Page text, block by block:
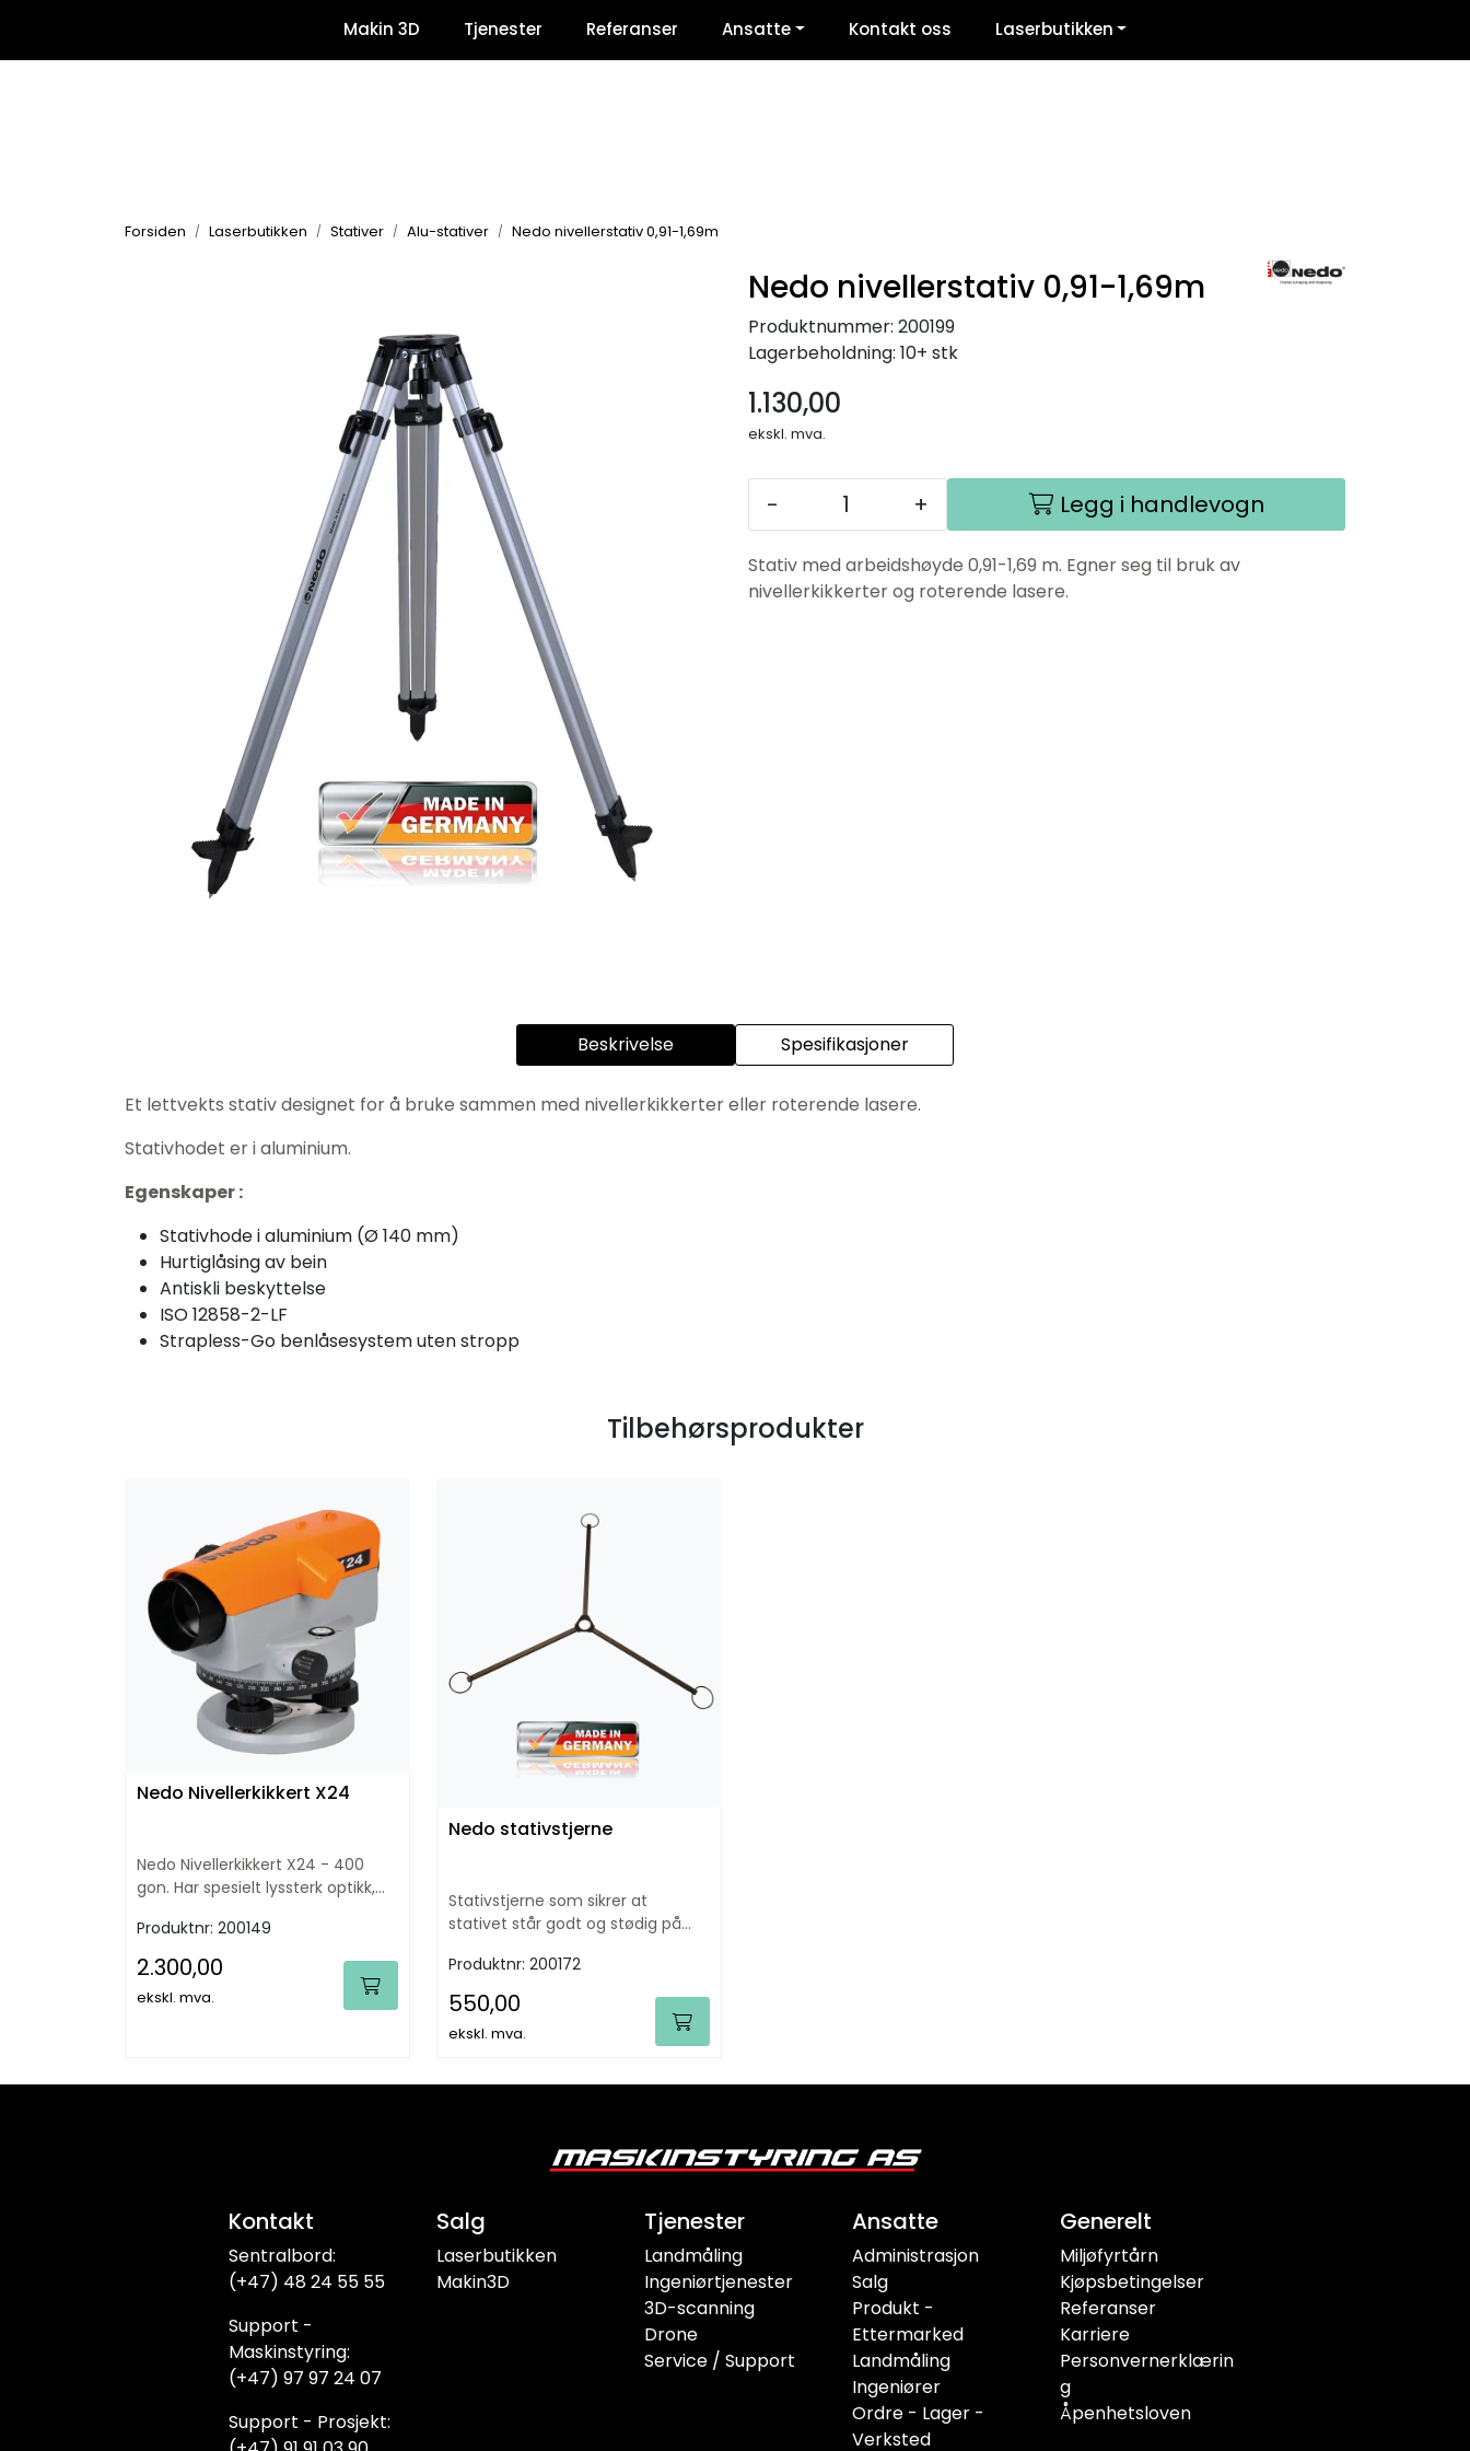
Makin 3D Tjenester Referanser Ansatte Kontakt oss Laserbutikken
Forsiden Laserbutikken Stativer Alu-stativer Nedo nivellerstativ 0,91-1,69m
Nedo nivellerstativ 0,91-1,69m
Produktnummer: 200199
Lagerbeholdning: 10+ stk
1.130,00
ekskl. mva.
- + Legg i handlevogn
Stativ med arbeidshøyde 0,91-1,69 m. Egner seg til bruk av
nivellerkikkerter og roterende lasere.
Beskrivelse Spesifikasjoner
Et lettvekts stativ designet for å bruke sammen med nivellerkikkerter eller roterende lasere.
Stativhodet er i aluminium.
Egenskaper :
Stativhode i aluminium (Ø 140 mm)
Hurtiglåsing av bein
Antiskli beskyttelse
ISO 12858-2-LF
Strapless-Go benlåsesystem uten stropp
Tilbehørsprodukter
Nedo Nivellerkikkert X24
Nedo Nivellerkikkert X24 - 400
gon. Har spesielt lyssterk optikk,
luftdempet kompensator
Produktnr: 200149
2.300,00
ekskl. mva.
Nedo stativstjerne
Stativstjerne som sikrer at
stativet står godt og stødig på
Produktnr: 200172
550,00
ekskl. mva.
Kontakt
Sentralbord:
(+47) 48 24 55 55
Support -
Maskinstyring:
(+47) 97 97 24 07
Support - Prosjekt:
Salg
Laserbutikken
Makin3D
Tjenester
Landmåling
Ingeniørtjenester
3D-scanning
Drone
Service / Support
Ansatte
Administrasjon
Salg
Produkt -
Ettermarked
Landmåling
Ingeniører
Ordre - Lager -
Verksted
Generelt
Miljøfyrtårn
Kjøpsbetingelser
Referanser
Karriere
Personvernerklærin
g
Åpenhetsloven